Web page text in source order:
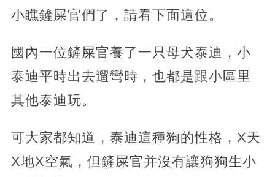
小瞧鏟屎官們了，請看下面這位。
國內一位鏟屎官養了一只母犬泰迪，小
泰迪平時出去遛彎時，也都是跟小區里
其他泰迪玩。
可大家都知道，泰迪這種狗的性格，X天
X地X空氣，但鏟屎官并沒有讓狗狗生小